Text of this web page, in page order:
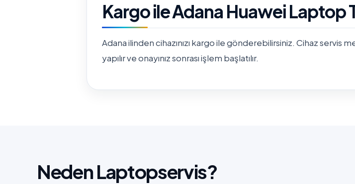
Kargo ile Adana Huawei Laptop
Adana ilinden cihazınızı kargo ile gönderebilirsiniz. Cihaz servis
yapılır ve onayınız sonrası işlem başlatılır.
Neden Laptopservis?